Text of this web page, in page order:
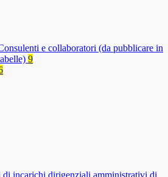
e collaboratori (da pubblicare in
9